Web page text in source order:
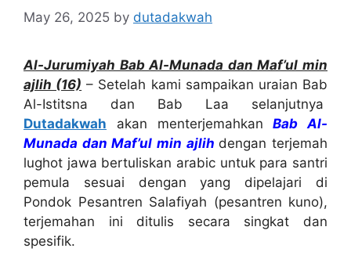
May 26, 2025 by dutadakwah
Al-Jurumiyah Bab Al-Munada dan Maf’ul min
ajlih (16) – Setelah kami sampaikan uraian Bab
Al-Istitsna dan Bab Laa selanjutnya
Dutadakwah akan menterjemahkanBab Al-
Munada dan Maf’ul min ajlih dengan terjemah
lughot jawa bertuliskan arabic untuk para santri
pemula sesuai dengan yang dipelajari di
Pondok Pesantren Salafiyah (pesantren kuno),
terjemahan ini ditulis secara singkat dan
spesifik.